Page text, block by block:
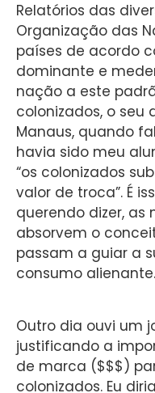
Relatórios das
Organização das
países de acordo
dominante e
nação a este
colonizados, o seu
Manaus, quando
havia sido meu
“os colonizados
valor de troca”. É
querendo dizer, as
absorvem o
passam a guiar a
consumo alienante.
Outro dia ouvi um
justificando a
de marca ($$$)
colonizados. Eu